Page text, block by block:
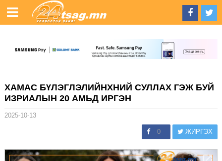
ХАМАС БҮЛЭГЛЭЛИЙНХНИЙ СУЛЛАХ ГЭЖ БУЙ
ИЗРИАЛЫН 20 АМЬД ИРГЭН
2025-10-13
0 ЖИРГЭХ